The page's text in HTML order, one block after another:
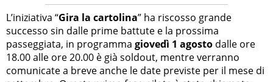
L’iniziativa “Gira la cartolina” ha riscosso grande
successo sin dalle prime battute e la prossima
passeggiata, in programma giovedì 1 agosto dalle ore
18.00 alle ore 20.00 è già soldout, mentre verranno
comunicate a breve anche le date previste per il mese di